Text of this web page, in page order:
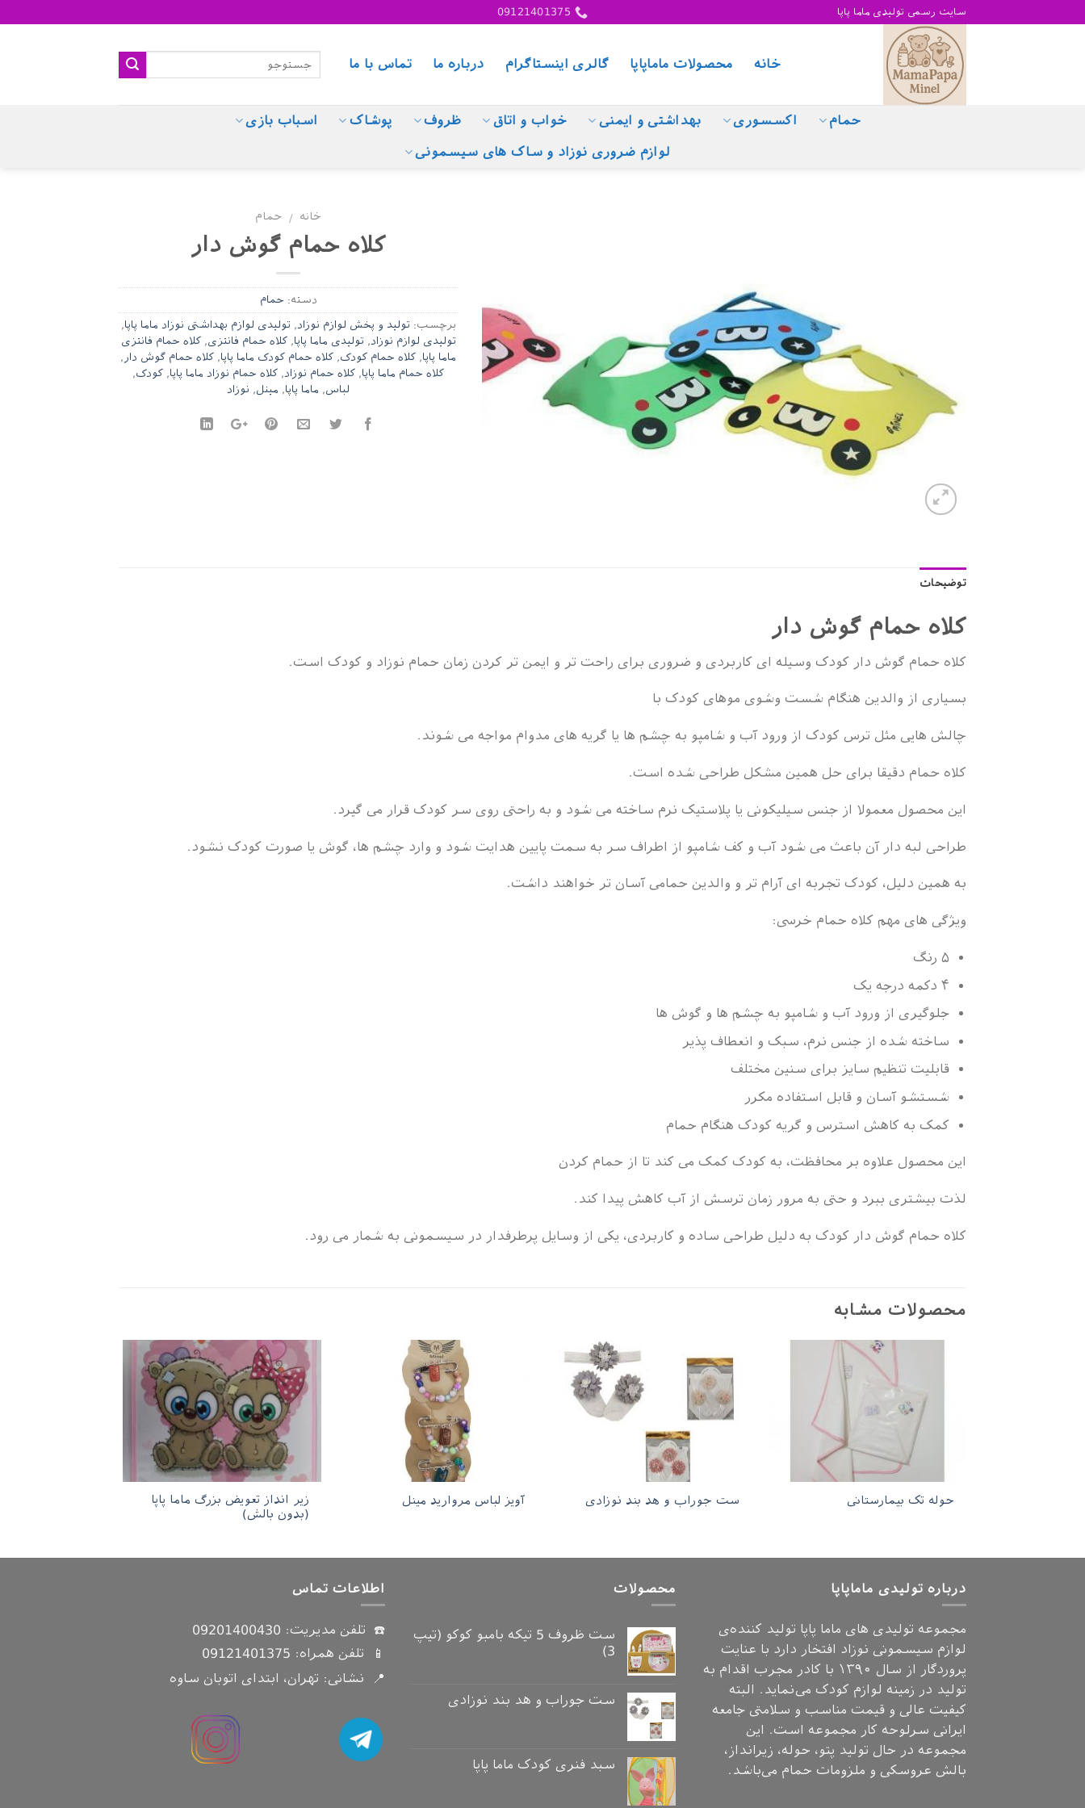
سایت رسمی تولیدی ماما پاپا 09121401375
خانه محصولات ماماپاپا گالری اینستاگرام درباره ما تماس با ما
حمام اکسسوری بهداشتی و ایمنی خواب و اتاق ظروف پوشاک اسباب بازی
لوازم ضروری نوزاد و ساک های سیسمونی
خانه / حمام
کلاه حمام گوش دار
دسته: حمام
برچسب: تولید و پخش لوازم نوزاد, تولیدی لوازم بهداشتی نوزاد ماما پاپا,
تولیدی لوازم نوزاد, تولیدی ماما پاپا,کلاه حمام فانتزی,کلاه حمام فانتزی
ماما پاپا, کلاه حمام کودک, کلاه حمام کودک ماما پاپا, کلاه حمام گوش دار ,
کلاه حمام ماما پاپا, کلاه حمام نوزاد, کلاه حمام نوزاد ماما پاپا, کودک,
لباس, ماما پاپا, مینل, نوزاد
توضیحات
کلاه حمام گوش دار
کلاه حمام گوش دار کودک وسیله ای کاربردی و ضروری برای راحت تر و ایمن تر کردن زمان حمام نوزاد و کودک است.
بسیاری از والدین هنگام شست وشوی موهای کودک با
چالش هایی مثل ترس کودک از ورود آب و شامپو به چشم ها یا گریه های مدوام مواجه می شوند.
کلاه حمام دقیقا برای حل همین مشکل طراحی شده است.
این محصول معمولا از جنس سیلیکونی یا پلاستیک نرم ساخته می شود و به راحتی روی سر کودک قرار می گیرد.
طراحی لبه دار آن باعث می شود آب و کف شامپو از اطراف سر به سمت پایین هدایت شود و وارد چشم ها، گوش یا صورت کودک نشود.
به همین دلیل، کودک تجربه ای آرام تر و والدین حمامی آسان تر خواهند داشت.
ویژگی های مهم کلاه حمام خرسی:
۵ رنگ
۴ دکمه درجه یک
جلوگیری از ورود آب و شامپو به چشم ها و گوش ها
ساخته شده از جنس نرم، سبک و انعطاف پذیر
قابلیت تنظیم سایز برای سنین مختلف
شستشو آسان و قابل استفاده مکرر
کمک به کاهش استرس و گریه کودک هنگام حمام
این محصول علاوه بر محافظت، به کودک کمک می کند تا از حمام کردن
لذت بیشتری ببرد و حتی به مرور زمان ترسش از آب کاهش پیدا کند.
کلاه حمام گوش دار کودک به دلیل طراحی ساده و کاربردی، یکی از وسایل پرطرفدار در سیسمونی به شمار می رود.
محصولات مشابه
حوله تک بیمارستانی ست جوراب و هد بند نوزادی آویز لباس مروارید مینل
زیر انداز تعویض بزرگ ماما پاپا
(بدون بالش)
درباره تولیدی ماماپاپا
مجموعه تولیدی های ماما پاپا تولید کننده‌ی
لوازم سیسمونی نوزاد افتخار دارد با عنایت
پروردگار از سال ۱۳۹۰ با کادر مجرب اقدام به
تولید در زمینه لوازم کودک می‌نماید. البته
کیفیت عالی و قیمت مناسب و سلامتی جامعه
ایرانی سرلوحه کار مجموعه است. این
مجموعه در حال تولید پتو، حوله، زیرانداز،
بالش عروسکی و ملزومات حمام می‌باشد.
محصولات
ست ظروف 5 تیکه بامبو کوکو (تیپ
3)
ست جوراب و هد بند نوزادی
سبد فنری کودک ماما پاپا
اطلاعات تماس
☎️ تلفن مدیریت: 09201400430
📱 تلفن همراه: 09121401375
📍 نشانی: تهران، ابتدای اتوبان ساوه